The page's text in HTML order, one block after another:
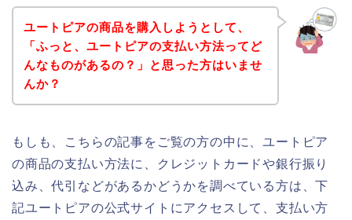
ユートピアの商品を購入しようとして、
「ふっと、ユートピアの支払い方法ってど
んなものがあるの？」と思った方はいませ
んか？
もしも、こちらの記事をご覧の方の中に、ユートピア
の商品の支払い方法に、クレジットカードや銀行振り
込み、代引などがあるかどうかを調べている方は、下
記ユートピアの公式サイトにアクセスして、支払い方